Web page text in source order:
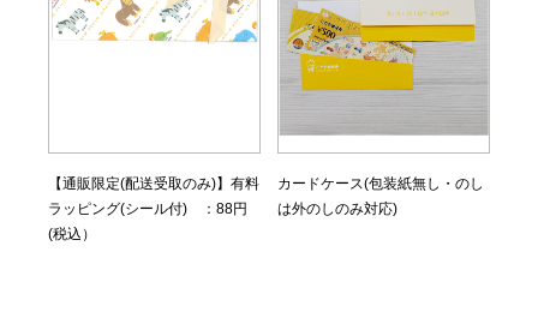
【通販限定(配送受取のみ)】有料
ラッピング(シール付) ：88円
(税込）
カードケース(包装紙無し・のし
は外のしのみ対応)